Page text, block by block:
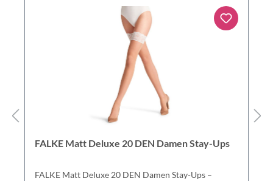
FALKE Matt Deluxe 20 DEN Damen Stay-Ups
FALKE Matt Deluxe 20 DEN Damen Stay-Ups –